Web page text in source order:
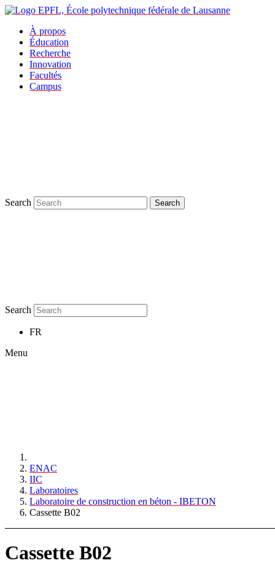
À propos
Éducation
Recherche
Innovation
Facultés
Campus
Search Search
Search
FR
Menu
ENAC
IIC
Laboratoires
Laboratoire de construction en béton - IBETON
Cassette B02
Cassette B02